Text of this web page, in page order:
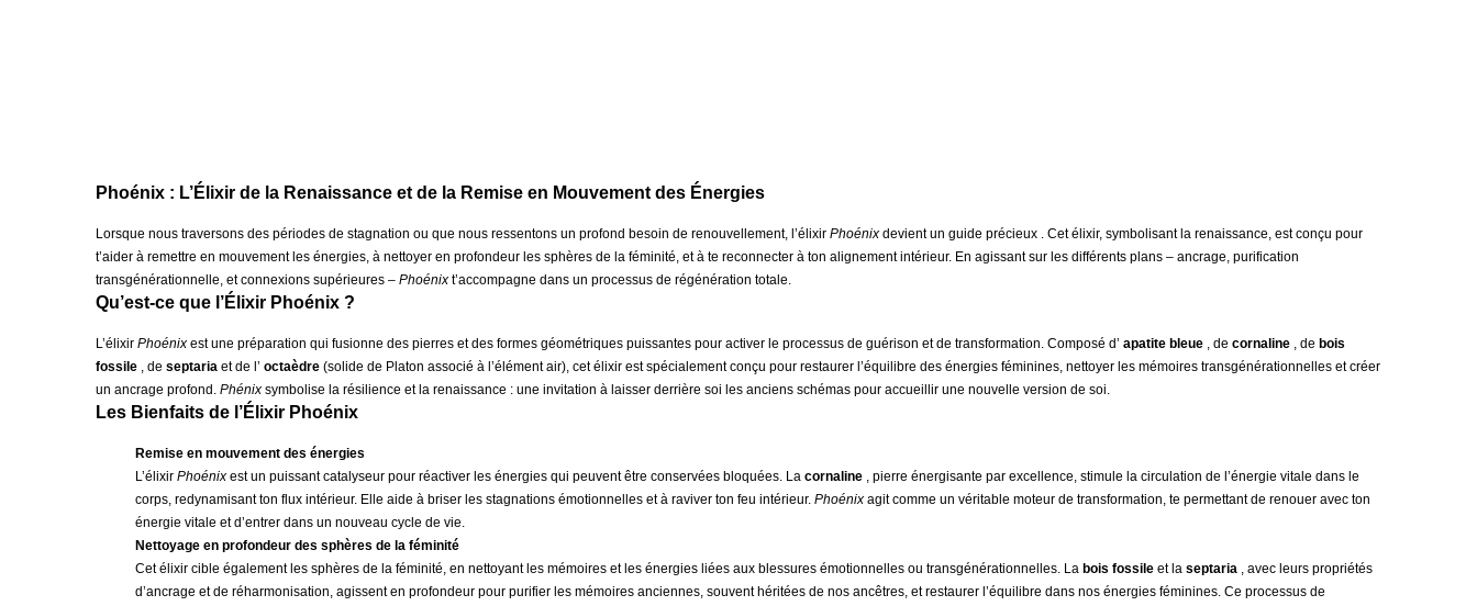
Phoénix : L’Élixir de la Renaissance et de la Remise en Mouvement des Énergies
Lorsque nous traversons des périodes de stagnation ou que nous ressentons un profond besoin de renouvellement, l’élixir Phoénix devient un guide précieux . Cet élixir, symbolisant la renaissance, est conçu pour
t’aider à remettre en mouvement les énergies, à nettoyer en profondeur les sphères de la féminité, et à te reconnecter à ton alignement intérieur. En agissant sur les différents plans – ancrage, purification
transgénérationnelle, et connexions supérieures – Phoénix t’accompagne dans un processus de régénération totale.
Qu’est-ce que l’Élixir Phoénix ?
L’élixir Phoénix est une préparation qui fusionne des pierres et des formes géométriques puissantes pour activer le processus de guérison et de transformation. Composé d’ apatite bleue , de cornaline , de bois
fossile , de septaria et de l’ octaèdre (solide de Platon associé à l’élément air), cet élixir est spécialement conçu pour restaurer l’équilibre des énergies féminines, nettoyer les mémoires transgénérationnelles et créer
un ancrage profond. Phénix symbolise la résilience et la renaissance : une invitation à laisser derrière soi les anciens schémas pour accueillir une nouvelle version de soi.
Les Bienfaits de l’Élixir Phoénix
Remise en mouvement des énergies
L’élixir Phoénix est un puissant catalyseur pour réactiver les énergies qui peuvent être conservées bloquées. La cornaline , pierre énergisante par excellence, stimule la circulation de l’énergie vitale dans le
corps, redynamisant ton flux intérieur. Elle aide à briser les stagnations émotionnelles et à raviver ton feu intérieur. Phoénix agit comme un véritable moteur de transformation, te permettant de renouer avec ton
énergie vitale et d’entrer dans un nouveau cycle de vie.
Nettoyage en profondeur des sphères de la féminité
Cet élixir cible également les sphères de la féminité, en nettoyant les mémoires et les énergies liées aux blessures émotionnelles ou transgénérationnelles. La bois fossile et la septaria , avec leurs propriétés
d’ancrage et de réharmonisation, agissent en profondeur pour purifier les mémoires anciennes, souvent héritées de nos ancêtres, et restaurer l’équilibre dans nos énergies féminines. Ce processus de